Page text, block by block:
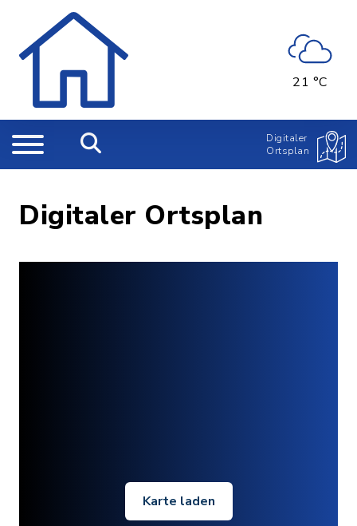
21 °C
Digitaler
Ortsplan
Digitaler Ortsplan
Karte laden